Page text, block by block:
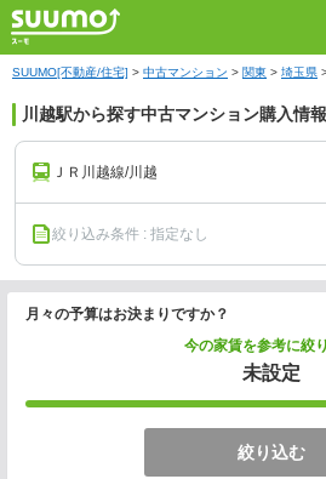
SUUMO[不動産/住宅] > 中古マンション > 関東 > 埼玉県
川越駅から探す中古マンション購入情
ＪＲ川越線/川越
絞り込み条件 : 指定なし
月々の予算はお決まりですか？
今の家賃を参考に絞
未設定
絞り込む